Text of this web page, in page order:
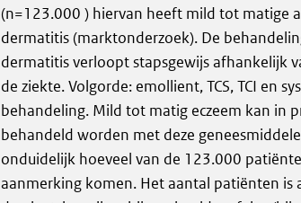
(n=123.000 ) hiervan heeft mild tot matige
dermatitis (marktonderzoek). De
dermatitis verloopt stapsgewijs afhankelijk
de ziekte. Volgorde: emollient, TCS, TCI en
behandeling. Mild tot matig eczeem kan in
behandeld worden met deze
onduidelijk hoeveel van de 123.000
aanmerking komen. Het aantal patiënten is